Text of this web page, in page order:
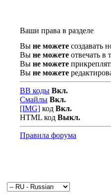
Ваши права в разделе
Вы не можете создавать
Вы не можете отвечать в
Вы не можете
Вы не можете
BB коды Вкл.
Смайлы Вкл.
[IMG] код Вкл.
HTML код Выкл.
Правила форума